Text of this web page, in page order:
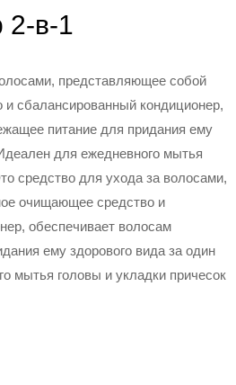
2-в-1
представляющее собой
сбалансированный кондиционер,
питание для придания ему
для ежедневного мытья
средство для ухода за волосами,
очищающее средство и
обеспечивает волосам
ему здорового вида за один
мытья головы и укладки причесок